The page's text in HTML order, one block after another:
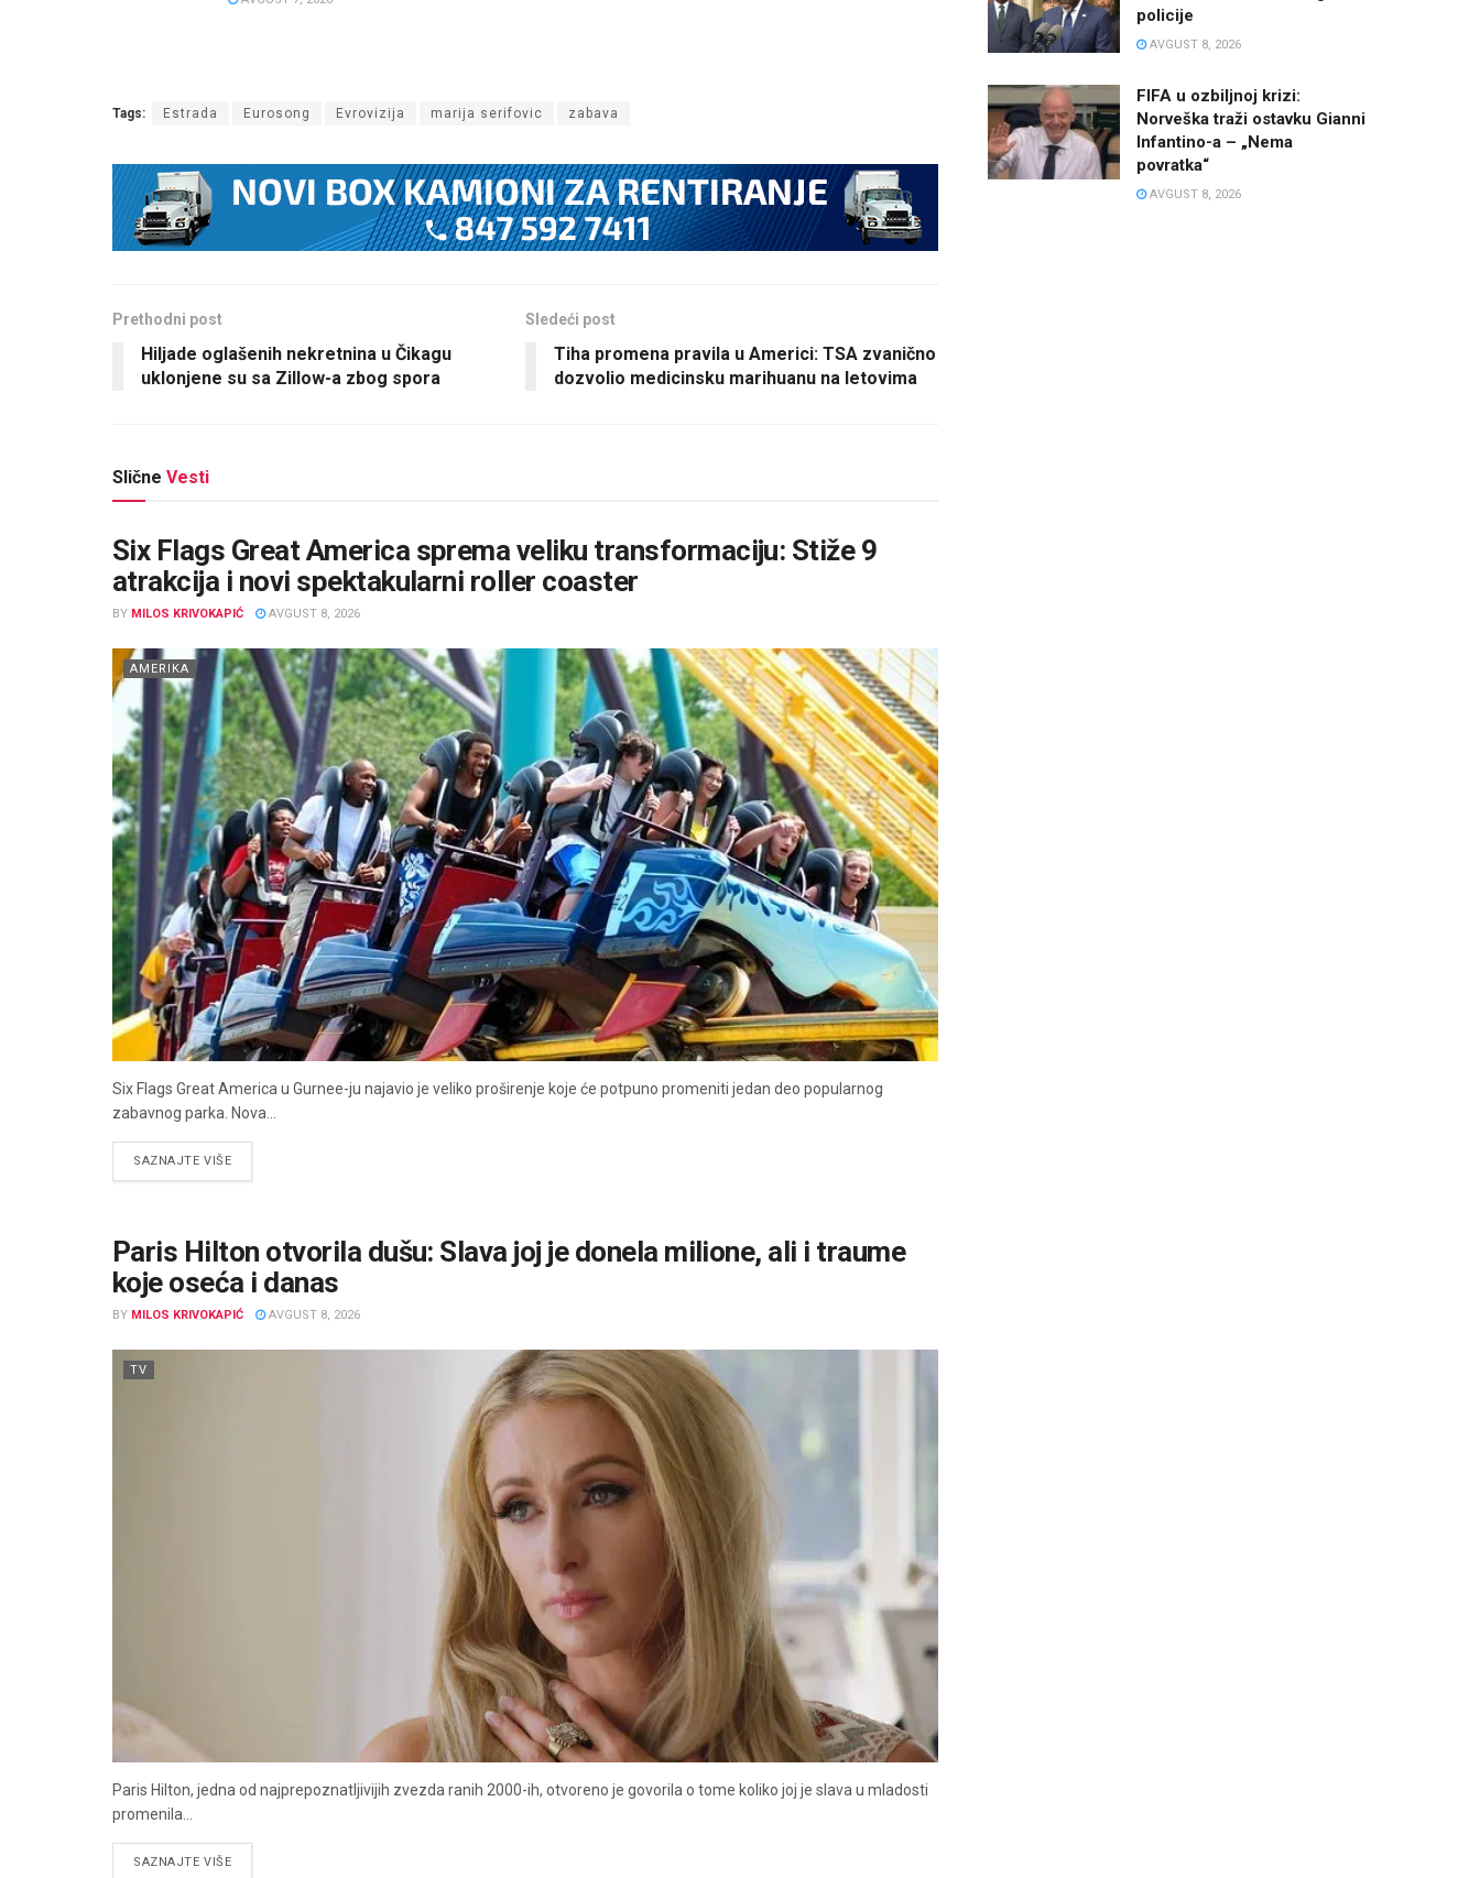
Tags: Estrada Eurosong Evrovizija marija serifovic zabava
Prethodni post
Hiljade oglašenih nekretnina u Čikagu
uklonjene su sa Zillow-a zbog spora
Sledeći post
Tiha promena pravila u Americi: TSA zvanično
dozvolio medicinsku marihuanu na letovima
Slične Vesti
Six Flags Great America sprema veliku transformaciju: Stiže 9
atrakcija i novi spektakularni roller coaster
BY MILOS KRIVOKAPIĆ AVGUST 8, 2026
AMERIKA
Six Flags Great America u Gurnee-ju najavio je veliko proširenje koje će potpuno promeniti jedan deo popularnog
zabavnog parka. Nova...
SAZNAJTE VIŠEDETAILS
Paris Hilton otvorila dušu: Slava joj je donela milione, ali i traume
koje oseća i danas
BY MILOS KRIVOKAPIĆ AVGUST 8, 2026
TV
Paris Hilton, jedna od najprepoznatljivijih zvezda ranih 2000-ih, otvoreno je govorila o tome koliko joj je slava u mladosti
promenila...
SAZNAJTE VIŠEDETAILS
policije
AVGUST 8, 2026
FIFA u ozbiljnoj krizi:
Norveška traži ostavku Gianni
Infantino-a – „Nema
povratka“
AVGUST 8, 2026